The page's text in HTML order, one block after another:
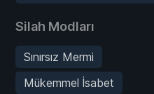
Silah Modları
Sınırsız Mermi
Mükemmel İsabet